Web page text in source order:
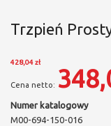
Trzpień
428,04 zł
Numer katalogowy
M00-694-150-016